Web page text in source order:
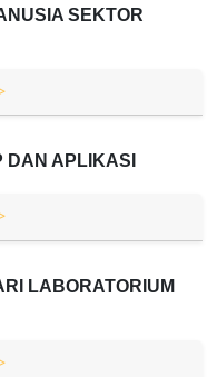
SEKTOR
DAN APLIKASI
LABORATORIUM